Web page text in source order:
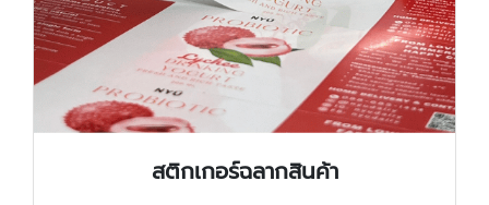
สติกเกอร์ฉลากสินค้า